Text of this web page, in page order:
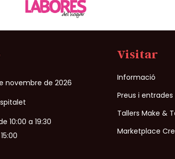
novembre de 2026
10:00 a 19:30
Visitar
Informació
Preus i entrades
Tallers Make &
Marketplace